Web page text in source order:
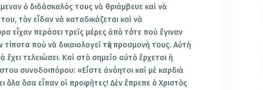
ὁ διδάσκαλός τους νὰ θριάμβευε καὶ νὰ
τὸν εἶδαν νὰ καταδικάζεται καὶ νὰ
εἶχαν περάσει τρεῖς μέρες ἀπὸ τότε ποὺ ἔγιναν
ποὺ νὰ δικαιολογεῖ τὴν προσμονή τους. Αὐτὴ
ἔχει τελειώσει. Καὶ στὸ σημεῖο αὐτὸ ἔρχεται ἡ
συνοδοιπόρου: «Εἶστε ἀνόητοι καὶ μὲ καρδιὰ
ὅλα ὅσα εἶπαν οἱ προφῆτες! Δὲν ἔπρεπε ὁ Χριστὸς